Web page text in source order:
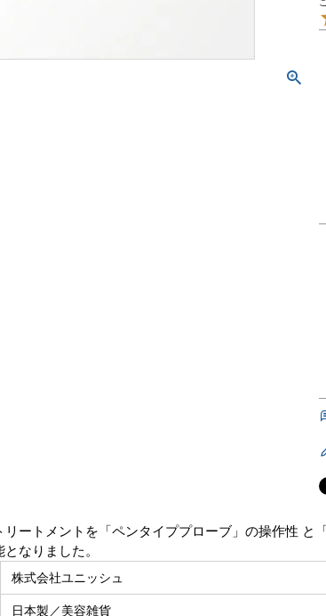
ートメントを「ペンタイププローブ」の操作性 と
なりました。
株式会社ユニッシュ
日本製／美容雑貨